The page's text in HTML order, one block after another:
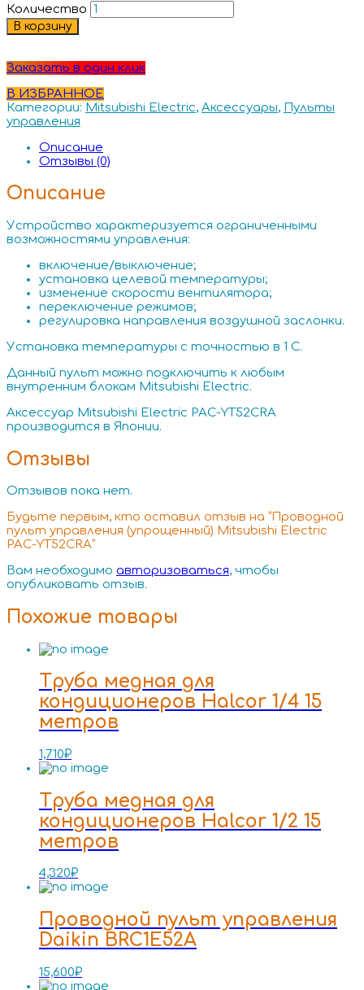
Количество
В корзину
Заказать в один клик
В ИЗБРАННОЕ
Категории: Mitsubishi Electric, Аксессуары, Пульты
управления
Описание
Отзывы (0)
Описание
Устройство характеризуется ограниченными
возможностями управления:
включение/выключение;
установка целевой температуры;
изменение скорости вентилятора;
переключение режимов;
регулировка направления воздушной заслонки.
Установка температуры с точностью в 1 С.
Данный пульт можно подключить к любым
внутренним блокам Mitsubishi Electric.
Аксессуар Mitsubishi Electric PAC-YT52CRA
производится в Японии.
Отзывы
Отзывов пока нет.
Будьте первым, кто оставил отзыв на “Проводной
пульт управления (упрощенный) Mitsubishi Electric
PAC-YT52CRA”
Вам необходимо авторизоваться, чтобы
опубликовать отзыв.
Похожие товары
Труба медная для
кондиционеров Halcor 1/4 15
метров
1,710₽
Труба медная для
кондиционеров Halcor 1/2 15
метров
4,320₽
Проводной пульт управления
Daikin BRC1E52A
15,600₽